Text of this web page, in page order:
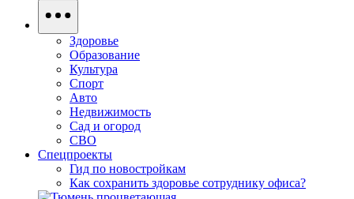
Здоровье
Образование
Культура
Спорт
Авто
Недвижимость
Сад и огород
СВО
Спецпроекты
Гид по новостройкам
Как сохранить здоровье сотруднику офиса?